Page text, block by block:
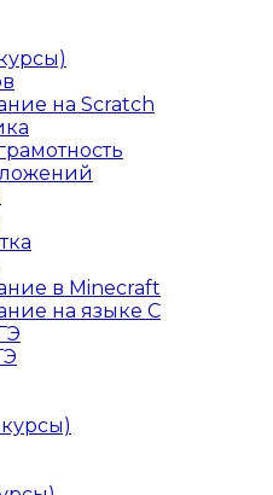
на Scratch
в Minecraft
на языке C